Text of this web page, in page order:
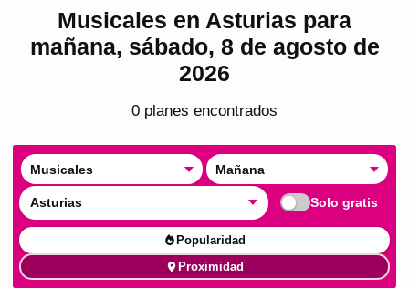
Musicales en Asturias para
mañana, sábado, 8 de agosto de
2026
0 planes encontrados
Musicales Mañana
Asturias Solo gratis
Popularidad
Proximidad